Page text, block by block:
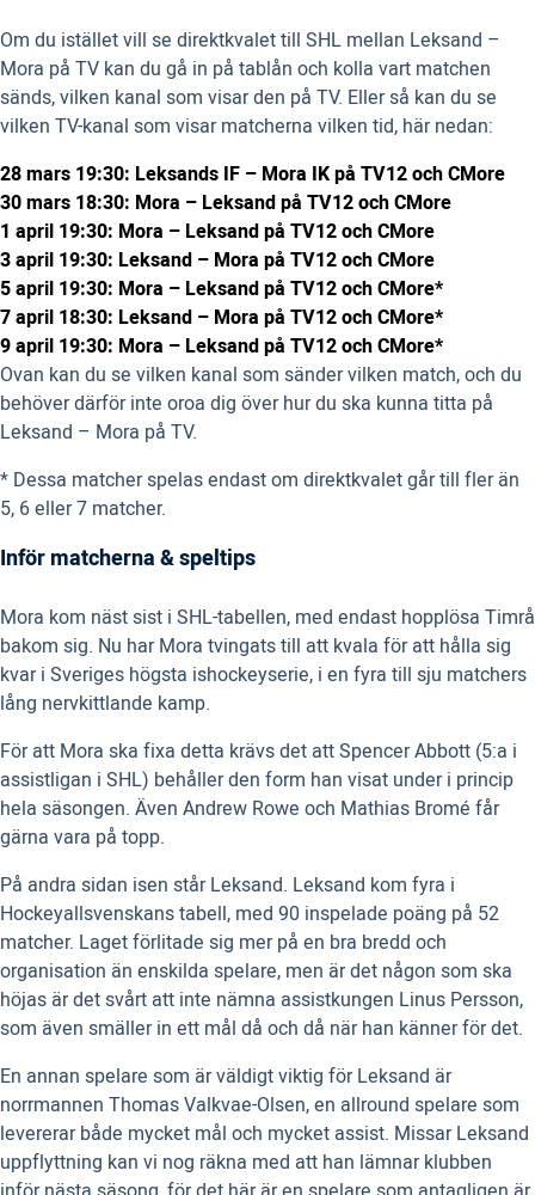
Om du istället vill se direktkvalet till SHL mellan Leksand –
Mora på TV kan du gå in på tablån och kolla vart matchen
sänds, vilken kanal som visar den på TV. Eller så kan du se
vilken TV-kanal som visar matcherna vilken tid, här nedan:
28 mars 19:30: Leksands IF – Mora IK på TV12 och CMore
30 mars 18:30: Mora – Leksand på TV12 och CMore
1 april 19:30: Mora – Leksand på TV12 och CMore
3 april 19:30: Leksand – Mora på TV12 och CMore
5 april 19:30: Mora – Leksand på TV12 och CMore*
7 april 18:30: Leksand – Mora på TV12 och CMore*
9 april 19:30: Mora – Leksand på TV12 och CMore*
Ovan kan du se vilken kanal som sänder vilken match, och du
behöver därför inte oroa dig över hur du ska kunna titta på
Leksand – Mora på TV.
* Dessa matcher spelas endast om direktkvalet går till fler än
5, 6 eller 7 matcher.
Inför matcherna & speltips
Mora kom näst sist i SHL-tabellen, med endast hopplösa Timrå
bakom sig. Nu har Mora tvingats till att kvala för att hålla sig
kvar i Sveriges högsta ishockeyserie, i en fyra till sju matchers
lång nervkittlande kamp.
För att Mora ska fixa detta krävs det att Spencer Abbott (5:a i
assistligan i SHL) behåller den form han visat under i princip
hela säsongen. Även Andrew Rowe och Mathias Bromé får
gärna vara på topp.
På andra sidan isen står Leksand. Leksand kom fyra i
Hockeyallsvenskans tabell, med 90 inspelade poäng på 52
matcher. Laget förlitade sig mer på en bra bredd och
organisation än enskilda spelare, men är det någon som ska
höjas är det svårt att inte nämna assistkungen Linus Persson,
som även smäller in ett mål då och då när han känner för det.
En annan spelare som är väldigt viktig för Leksand är
norrmannen Thomas Valkvae-Olsen, en allround spelare som
levererar både mycket mål och mycket assist. Missar Leksand
uppflyttning kan vi nog räkna med att han lämnar klubben